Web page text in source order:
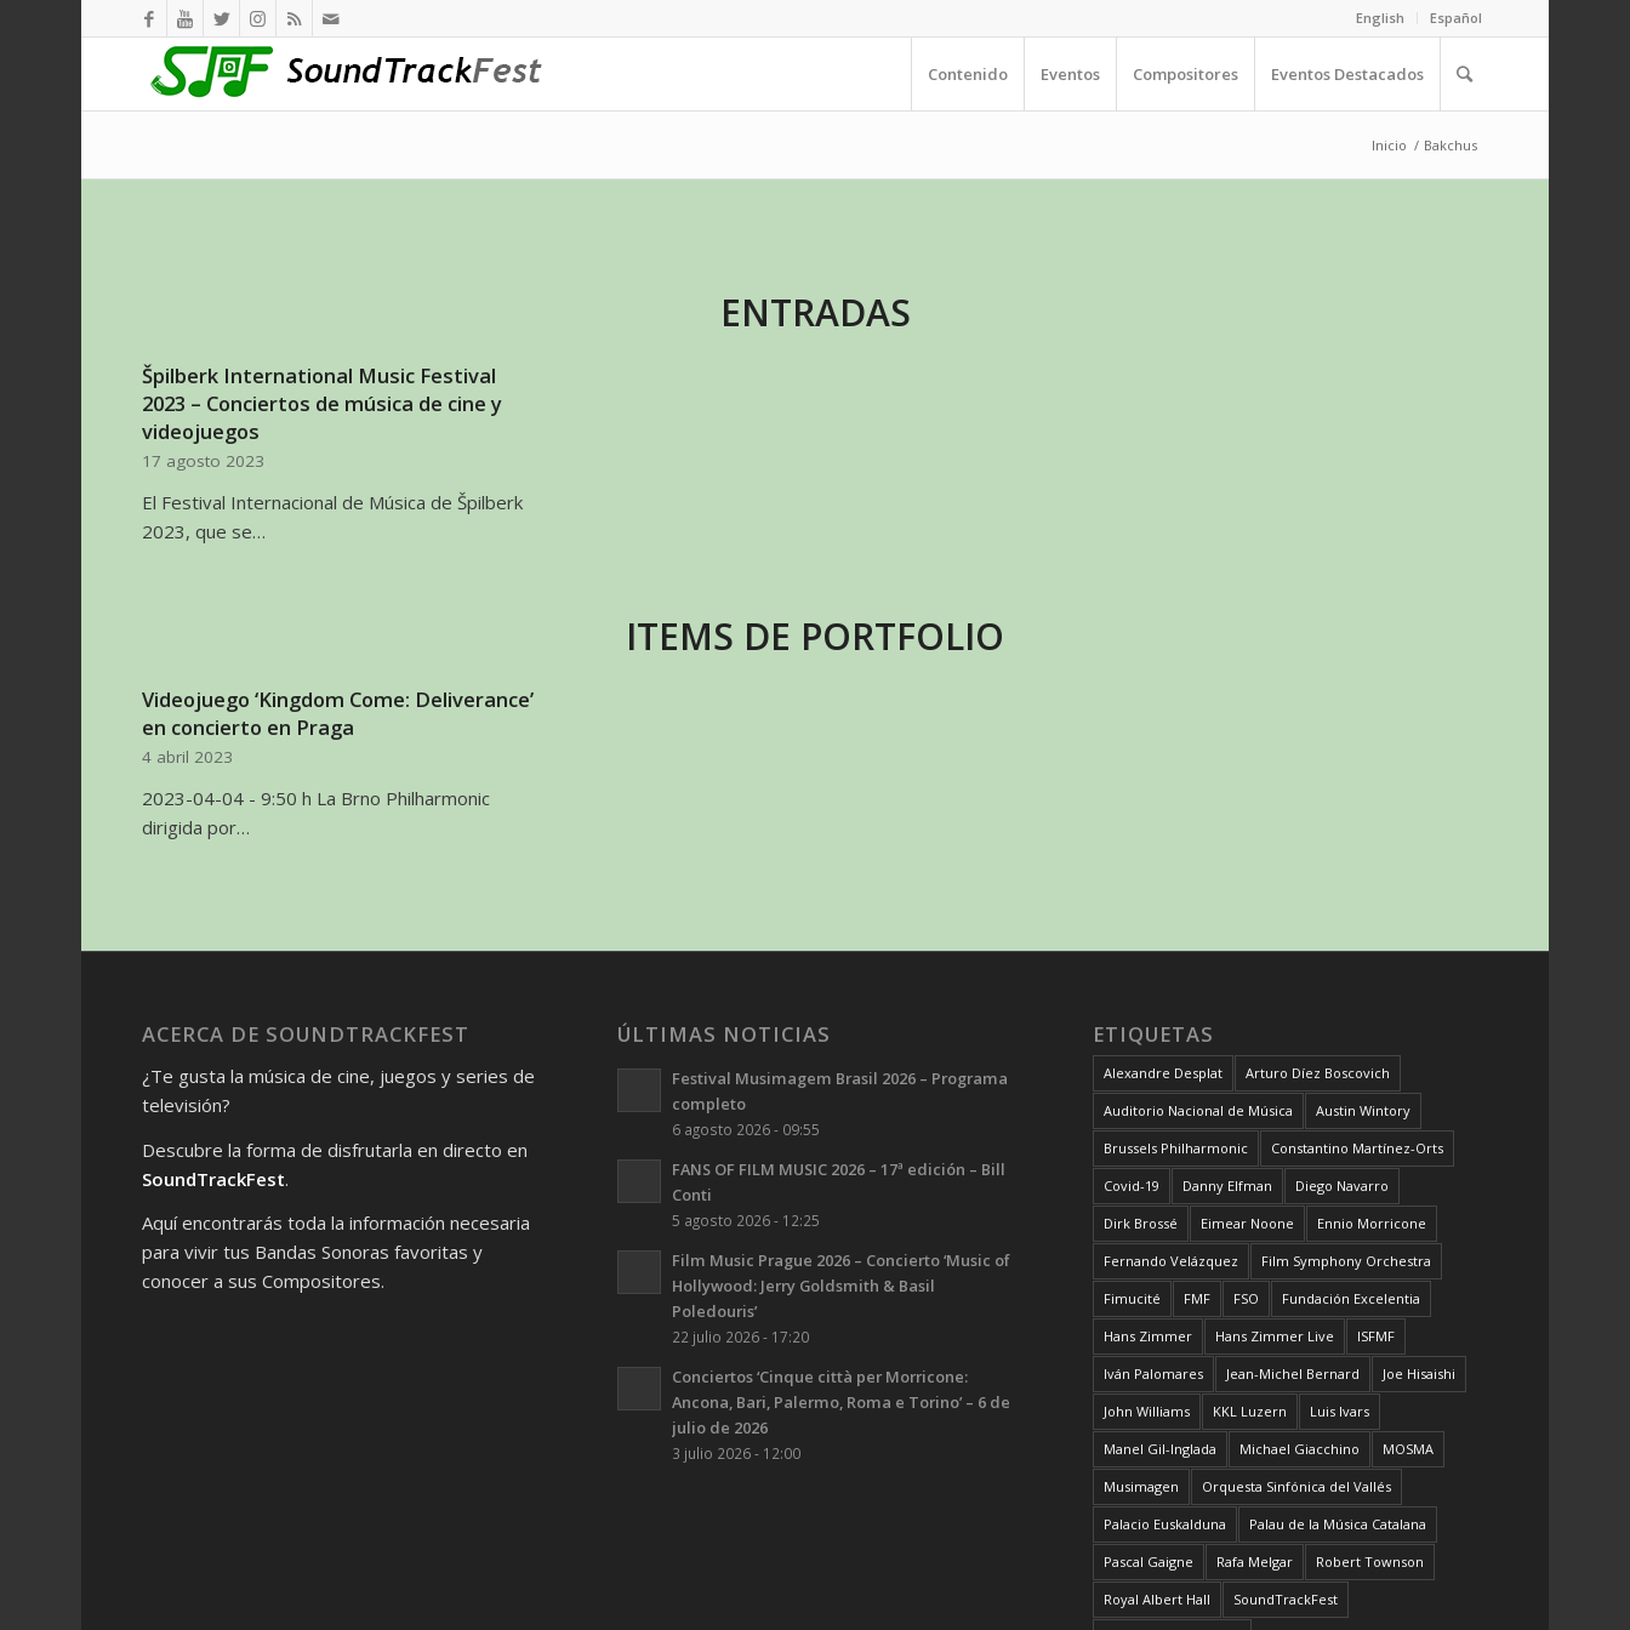
English Español
Contenido Eventos Compositores Eventos Destacados
Inicio / Bakchus
ENTRADAS
Špilberk International Music Festival
2023 – Conciertos de música de cine y
videojuegos
17 agosto 2023
El Festival Internacional de Música de Špilberk
2023, que se…
ITEMS DE PORTFOLIO
Videojuego ‘Kingdom Come: Deliverance’
en concierto en Praga
4 abril 2023
2023-04-04 - 9:50 h La Brno Philharmonic
dirigida por…
ACERCA DE SOUNDTRACKFEST
¿Te gusta la música de cine, juegos y series de
televisión?
Descubre la forma de disfrutarla en directo en
SoundTrackFest.
Aquí encontrarás toda la información necesaria
para vivir tus Bandas Sonoras favoritas y
conocer a sus Compositores.
ÚLTIMAS NOTICIAS
Festival Musimagem Brasil 2026 – Programa
completo
6 agosto 2026 - 09:55
FANS OF FILM MUSIC 2026 – 17ª edición – Bill
Conti
5 agosto 2026 - 12:25
Film Music Prague 2026 – Concierto ‘Music of
Hollywood: Jerry Goldsmith & Basil
Poledouris’
22 julio 2026 - 17:20
Conciertos ‘Cinque città per Morricone:
Ancona, Bari, Palermo, Roma e Torino’ – 6 de
julio de 2026
3 julio 2026 - 12:00
ETIQUETAS
Alexandre Desplat Arturo Díez Boscovich
Auditorio Nacional de Música Austin Wintory
Brussels Philharmonic Constantino Martínez-Orts
Covid-19 Danny Elfman Diego Navarro
Dirk Brossé Eimear Noone Ennio Morricone
Fernando Velázquez Film Symphony Orchestra
Fimucité FMF FSO Fundación Excelentia
Hans Zimmer Hans Zimmer Live ISFMF
Iván Palomares Jean-Michel Bernard Joe Hisaishi
John Williams KKL Luzern Luis Ivars
Manel Gil-Inglada Michael Giacchino MOSMA
Musimagen Orquesta Sinfónica del Vallés
Palacio Euskalduna Palau de la Música Catalana
Pascal Gaigne Rafa Melgar Robert Townson
Royal Albert Hall SoundTrackFest